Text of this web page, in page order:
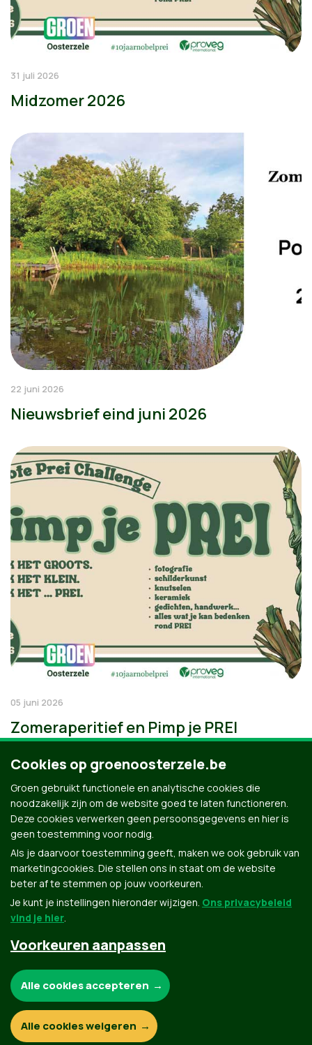
31 juli 2026
Midzomer 2026
22 juni 2026
Nieuwsbrief eind juni 2026
05 juni 2026
Zomeraperitief en Pimp je PREI
Groen.be
© Copyright Groen 2026 | Gemaakt met NationBuilder
Contact Privacybeleid
Cookies op groenoosterzele.be
Groen gebruikt functionele en analytische cookies die
noodzakelijk zijn om de website goed te laten functioneren.
Deze cookies verwerken geen persoonsgegevens en hier is
geen toestemming voor nodig.
Als je daarvoor toestemming geeft, maken we ook gebruik van
marketingcookies. Die stellen ons in staat om de website
beter af te stemmen op jouw voorkeuren.
Je kunt je instellingen hieronder wijzigen. Ons privacybeleid
vind je hier.
Voorkeuren aanpassen
Functionele en analytische cookies:
Alle cookies accepteren
Alle cookies weigeren